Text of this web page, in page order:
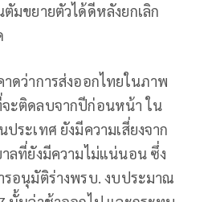
มขยายตัวได้ดีหลังยกเลิก
ดว่าการส่งออกไทยในภาพ
ะติดลบจากปีก่อนหน้า ใน
ระเทศ ยังมีความเสี่ยงจาก
ลที่ยังมีความไม่แน่นอน ซึ่ง
รอนุมัติร่างพรบ. งบประมาณ